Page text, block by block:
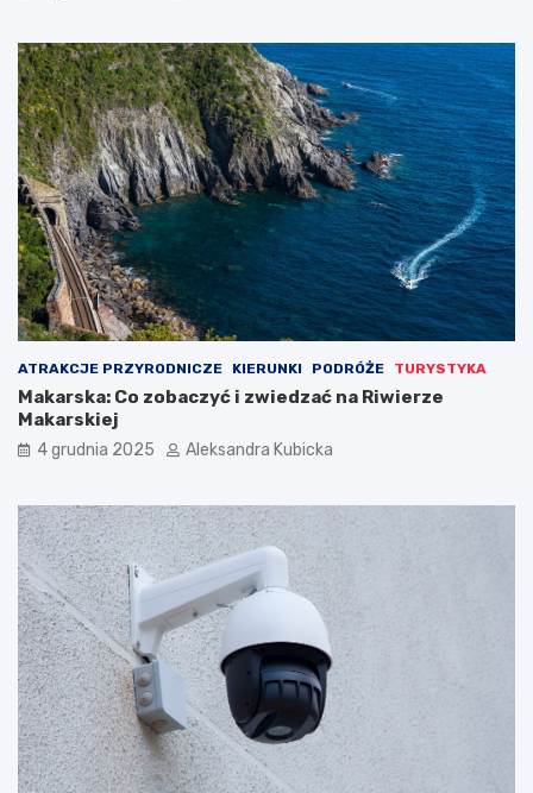
ATRAKCJE PRZYRODNICZE KIERUNKI PODRÓŻE TURYSTYKA
Makarska: Co zobaczyć i zwiedzać na Riwierze
Makarskiej
4 grudnia 2025 Aleksandra Kubicka